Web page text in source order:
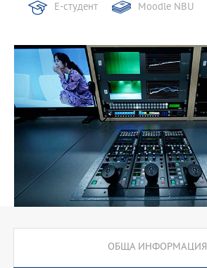
Е-студент Moodle NBU
ОБЩА ИНФОРМАЦИЯ